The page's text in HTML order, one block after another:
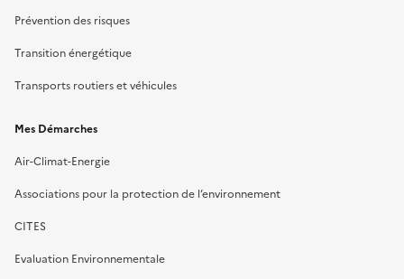
Prévention des risques
Transition énergétique
Transports routiers et véhicules
Mes Démarches
Air-Climat-Energie
Associations pour la protection de l’environnement
CITES
Evaluation Environnementale